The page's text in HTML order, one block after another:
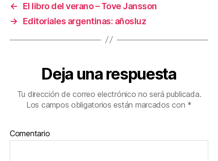
←
El libro del verano – Tove Jansson
→
Editoriales argentinas: añosluz
Deja una respuesta
Tu dirección de correo electrónico no será publicada.
Los campos obligatorios están marcados con *
Comentario